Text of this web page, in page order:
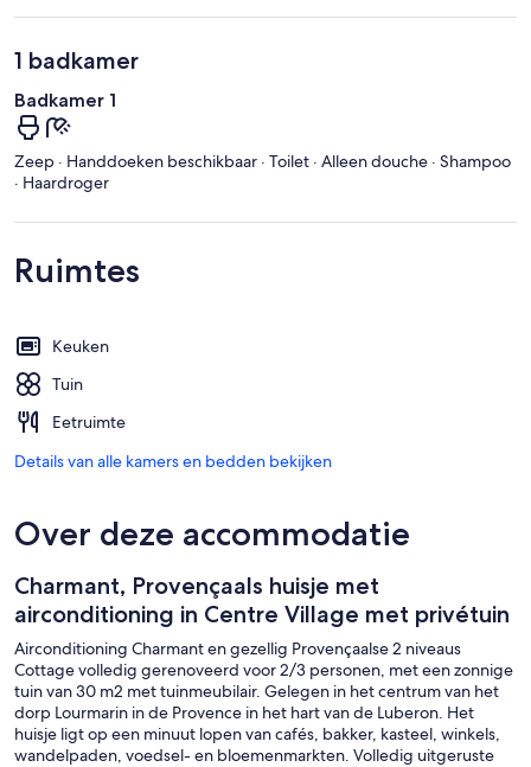
1 badkamer
Badkamer 1
Zeep · Handdoeken beschikbaar · Toilet · Alleen douche · Shampoo
· Haardroger
Ruimtes
Keuken
Tuin
Eetruimte
Details van alle kamers en bedden bekijken
Over deze accommodatie
Charmant, Provençaals huisje met
airconditioning in Centre Village met privétuin
Airconditioning Charmant en gezellig Provençaalse 2 niveaus
Cottage volledig gerenoveerd voor 2/3 personen, met een zonnige
tuin van 30 m2 met tuinmeubilair. Gelegen in het centrum van het
dorp Lourmarin in de Provence in het hart van de Luberon. Het
huisje ligt op een minuut lopen van cafés, bakker, kasteel, winkels,
wandelpaden, voedsel- en bloemenmarkten. Volledig uitgeruste